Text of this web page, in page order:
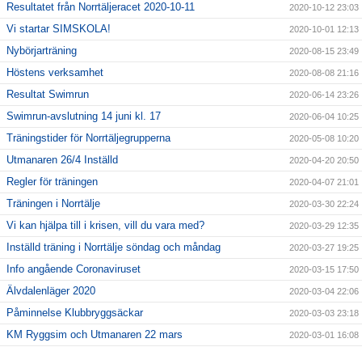
Resultatet från Norrtäljeracet 2020-10-11 2020-10-12 23:03
Vi startar SIMSKOLA! 2020-10-01 12:13
Nybörjarträning 2020-08-15 23:49
Höstens verksamhet 2020-08-08 21:16
Resultat Swimrun 2020-06-14 23:26
Swimrun-avslutning 14 juni kl. 17 2020-06-04 10:25
Träningstider för Norrtäljegrupperna 2020-05-08 10:20
Utmanaren 26/4 Inställd 2020-04-20 20:50
Regler för träningen 2020-04-07 21:01
Träningen i Norrtälje 2020-03-30 22:24
Vi kan hjälpa till i krisen, vill du vara med? 2020-03-29 12:35
Inställd träning i Norrtälje söndag och måndag 2020-03-27 19:25
Info angående Coronaviruset 2020-03-15 17:50
Älvdalenläger 2020 2020-03-04 22:06
Påminnelse Klubbryggsäckar 2020-03-03 23:18
KM Ryggsim och Utmanaren 22 mars 2020-03-01 16:08